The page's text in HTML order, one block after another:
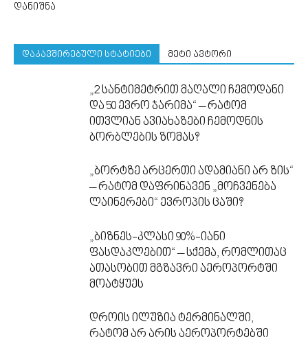
დანიშნა
დაკავშირებული სტატიები მეტი ავტორი
„2 სანტიმეტრით მაღალი ჩემოდანი
და 50 ევრო ჯარიმა“ – რატომ
ითვლიან ავიახაზები ჩემოდნის
ბორბლების ზომას?
„ბორტზე არცერთი ადამიანი არ ზის“
– რატომ დაფრინავენ „მოჩვენება
ლაინერები“ ევროპის ცაში?
„ბიზნეს-კლასი 90%-იანი
ფასდაკლებით“ – სქემა, რომლითაც
ათასობით მგზავრი აეროპორტში
მოატყუეს
დროის ილუზია ტერმინალში,